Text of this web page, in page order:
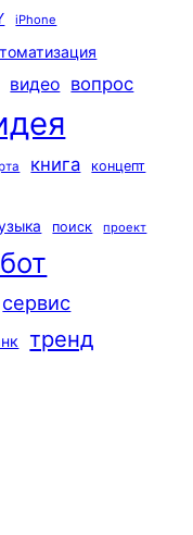
iPhone
видео вопрос
книга
концепт
поиск проект
сервис
тренд